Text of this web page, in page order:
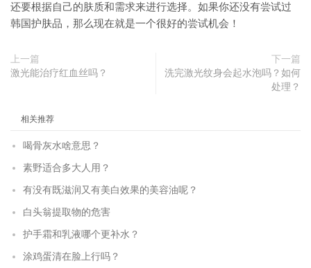
还要根据自己的肤质和需求来进行选择。如果你还没有尝试过
韩国护肤品，那么现在就是一个很好的尝试机会！
上一篇
激光能治疗红血丝吗？
下一篇
洗完激光纹身会起水泡吗？如何
处理？
相关推荐
喝骨灰水啥意思？
素野适合多大人用？
有没有既滋润又有美白效果的美容油呢？
白头翁提取物的危害
护手霜和乳液哪个更补水？
涂鸡蛋清在脸上行吗？